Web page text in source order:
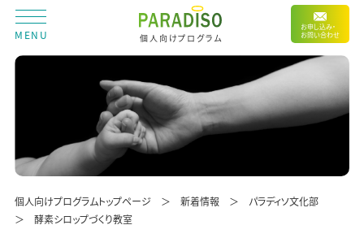
MENU 個人向けプログラム
お申し込み・
お問い合わせ
個人向けプログラムトップページ 新着情報
パラディソ文化部
酵素シロップづくり教室